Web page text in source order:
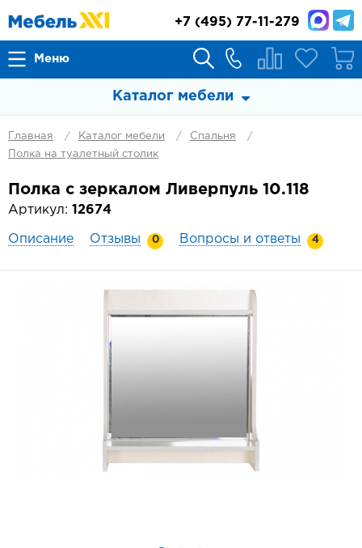
Меню
+7 (495) 77-11-279
Каталог мебели
Главная Каталог мебели
Спальня
Полка на туалетный столик
Полка с зеркалом Ливерпуль 10.118
Артикул: 12674
Описание Отзывы 0 Вопросы и ответы 4